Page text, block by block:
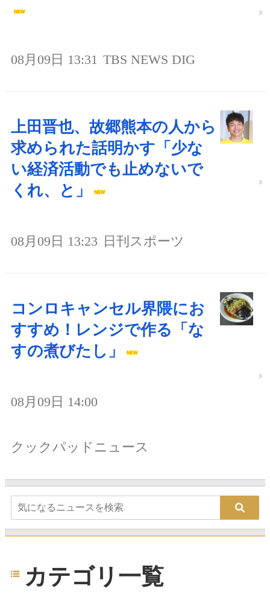
08月09日 13:31 TBS NEWS DIG
上田晋也、故郷熊本の人から
求められた話明かす「少な
い経済活動でも止めないで
くれ、と」
08月09日 13:23 日刊スポーツ
コンロキャンセル界隈にお
すすめ！レンジで作る「な
すの煮びたし」
08月09日 14:00
クックパッドニュース
カテゴリ一覧